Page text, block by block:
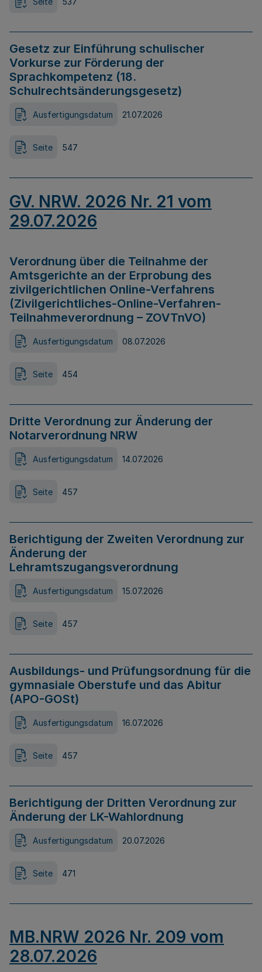
Gesetz zur Einführung schulischer
Vorkurse zur Förderung der
Sprachkompetenz (18.
Schulrechtsänderungsgesetz)
Ausfertigungsdatum 21.07.2026
Seite 547
GV. NRW. 2026 Nr. 21 vom
29.07.2026
Verordnung über die Teilnahme der
Amtsgerichte an der Erprobung des
zivilgerichtlichen Online-Verfahrens
(Zivilgerichtliches-Online-Verfahren-
Teilnahmeverordnung – ZOVTnVO)
Ausfertigungsdatum 08.07.2026
Seite 454
Dritte Verordnung zur Änderung der
Notarverordnung NRW
Ausfertigungsdatum 14.07.2026
Seite 457
Berichtigung der Zweiten Verordnung zur
Änderung der
Lehramtszugangsverordnung
Ausfertigungsdatum 15.07.2026
Seite 457
Ausbildungs- und Prüfungsordnung für die
gymnasiale Oberstufe und das Abitur
(APO-GOSt)
Ausfertigungsdatum 16.07.2026
Seite 457
Berichtigung der Dritten Verordnung zur
Änderung der LK-Wahlordnung
Ausfertigungsdatum 20.07.2026
Seite 471
MB.NRW 2026 Nr. 209 vom
28.07.2026